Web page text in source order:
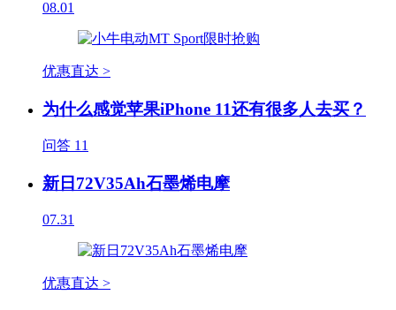
08.01
优惠直达 >
为什么感觉苹果iPhone 11还有很多人去买？
问答 11
新日72V35Ah石墨烯电摩
07.31
优惠直达 >